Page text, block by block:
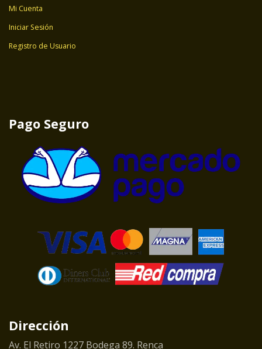
Mi Cuenta
Iniciar Sesión
Registro de Usuario
Pago Seguro
Dirección
Av. El Retiro 1227 Bodega 89. Renca